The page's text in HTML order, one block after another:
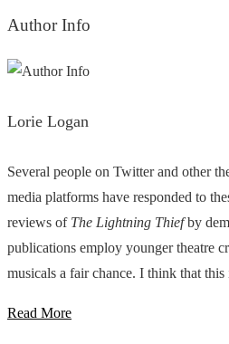
Author Info
Lorie Logan
Several people on Twitter and other
media platforms have responded to
reviews of The Lightning Thiefby
publications employ younger theatre
musicals a fair chance. I think that
Read More